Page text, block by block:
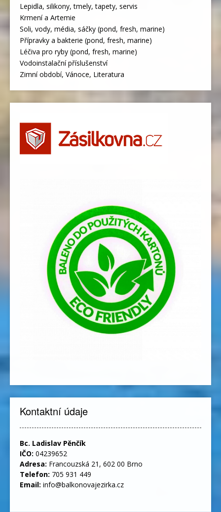
Lepidla, silikony, tmely, tapety, servis
Krmení a Artemie
Soli, vody, média, sáčky (pond, fresh, marine)
Přípravky a bakterie (pond, fresh, marine)
Léčiva pro ryby (pond, fresh, marine)
Vodoinstalační příslušenství
Zimní období, Vánoce, Literatura
Kontaktní údaje
Bc. Ladislav Pěnčík
IČO: 04239652
Adresa: Francouzská 21, 602 00 Brno
Telefon: 705 931 449
Email: info@balkonovajezirka.cz